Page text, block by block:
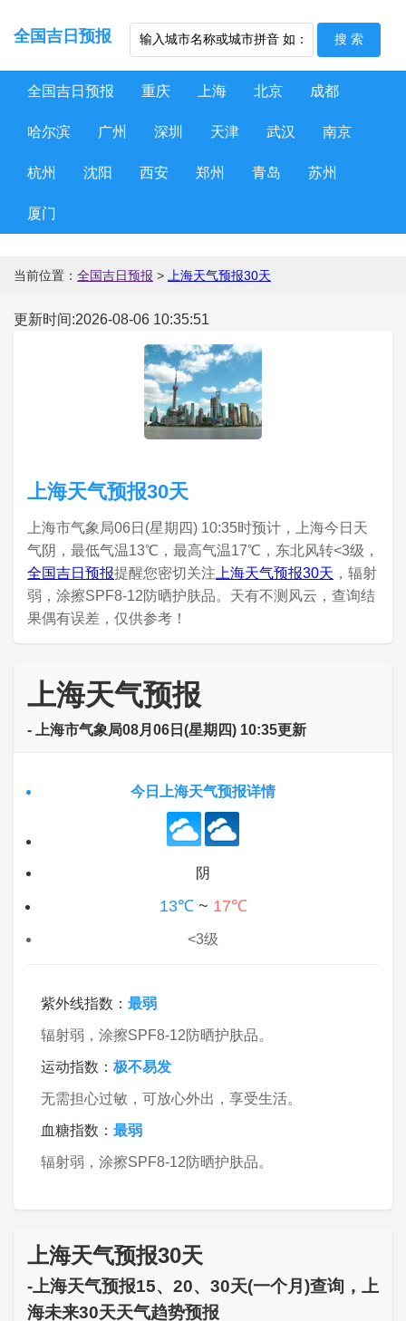
全国吉日预报
全国吉日预报 重庆 上海 北京 成都
哈尔滨 广州 深圳 天津 武汉 南京
杭州 沈阳 西安 郑州 青岛 苏州
厦门
当前位置： 全国吉日预报 > 上海天气预报30天
更新时间:2026-08-06 10:35:51
上海天气预报30天
上海市气象局06日(星期四) 10:35时预计，上海今日天
气阴，最低气温13℃，最高气温17℃，东北风转<3级，
全国吉日预报提醒您密切关注 上海天气预报30天 ，辐射
弱，涂擦SPF8-12防晒护肤品。天有不测风云，查询结
果偶有误差，仅供参考！
上海天气预报
- 上海市气象局08月06日(星期四) 10:35更新
今日上海天气预报详情
阴
13℃~ 17℃
<3级
紫外线指数： 最弱
辐射弱，涂擦SPF8-12防晒护肤品。
运动指数： 极不易发
无需担心过敏，可放心外出，享受生活。
血糖指数： 最弱
辐射弱，涂擦SPF8-12防晒护肤品。
上海天气预报30天
-上海天气预报15、20、30天(一个月)查询，上
海未来30天天气趋势预报